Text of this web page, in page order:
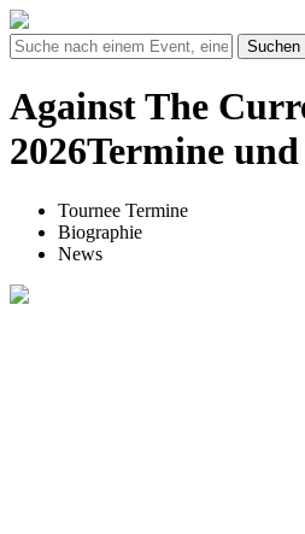
Suchen
Against The
2026Termine
Tournee Termine
Biographie
News